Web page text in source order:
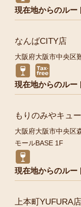
現在地からのルー
なんばCITY店
大阪府大阪市中央
現在地からのルー
もりのみやキュ
大阪府大阪市中央
モールBASE 1F
現在地からのルー
上本町YUFURA店